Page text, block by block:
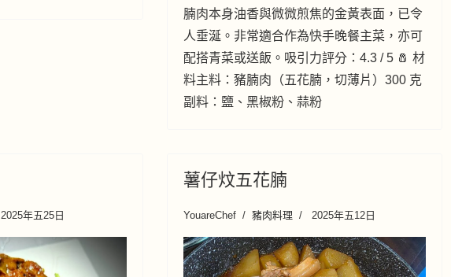
腩肉本身油香與微微煎焦的金黃表面，已令
人垂涎。非常適合作為快手晚餐主菜，亦可
配搭青菜或送飯。吸引力評分：4.3 / 5 🧂 材
料主料：豬腩肉（五花腩，切薄片）300 克
副料：鹽、黑椒粉、蒜粉
2025年五25日
薯仔炆五花腩
YouareChef 豬肉料理 2025年五12日